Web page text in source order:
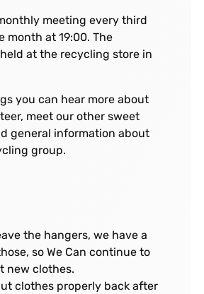
meeting every third
month at 19:00. The
at the recycling store in
you can hear more about
meet our other sweet
general information about
group.
the hangers, we have a
so We Can continue to
new clothes.
clothes properly back after